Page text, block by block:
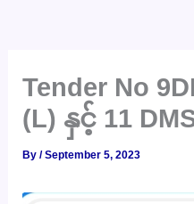
Tender No
(L) နှင့် 11
By/September 5, 2023